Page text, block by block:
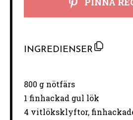
INGREDIENSER
800 gnötfärs
1 finhackad gul lök
4 vitlöksklyftor,